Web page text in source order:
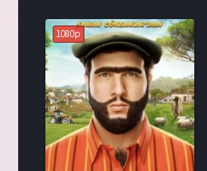
1080p